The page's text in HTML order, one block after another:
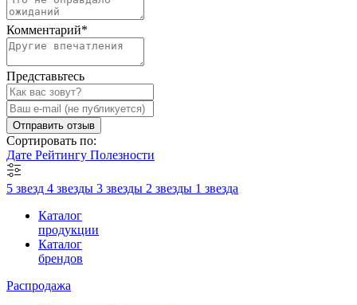
Комментарий*
Представьтесь
Отправить отзыв
Сортировать по:
Дате Рейтингу Полезности
5 звезд 4 звезды 3 звезды 2 звезды 1 звезда
Каталог
продукции
Каталог
брендов
Распродажа